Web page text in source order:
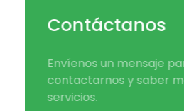
Contáctanos
Envíenos un mensaje
contactarnos y saber
servicios.